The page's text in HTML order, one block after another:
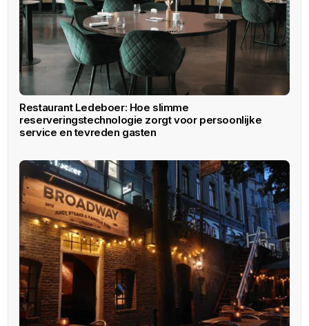
Restaurant Ledeboer: Hoe slimme
reserveringstechnologie zorgt voor persoonlijke
service en tevreden gasten